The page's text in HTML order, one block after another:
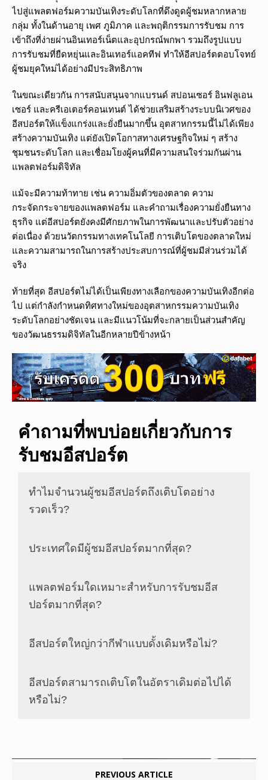
ไปสู่แพลตฟอร์มความบันเทิงระดับโลกที่ดึงดูดผู้ชมหลากหลาย
กลุ่ม ทั้งในด้านอายุ เพศ ภูมิภาค และพฤติกรรมการรับชม การ
เข้าถึงที่ง่ายผ่านอินเทอร์เน็ตและอุปกรณ์พกพา รวมถึงรูปแบบ
การรับชมที่ยืดหยุ่นและอินเทอร์แอคทีฟ ทำให้อีสปอร์ตตอบโจทย์
ผู้ชมยุคใหม่ได้อย่างมีประสิทธิภาพ
ในขณะเดียวกัน การสนับสนุนจากแบรนด์ สปอนเซอร์ อินฟลูเอน
เซอร์ และครีเอเตอร์คอนเทนต์ ได้ช่วยเสริมสร้างระบบนิเวศของ
อีสปอร์ตให้แข็งแกร่งและยั่งยืนมากขึ้น อุตสาหกรรมนี้ไม่ได้เพียง
สร้างความบันเทิง แต่ยังเปิดโอกาสทางเศรษฐกิจใหม่ ๆ สร้าง
ชุมชนระดับโลก และเชื่อมโยงผู้คนที่มีความสนใจร่วมกันผ่าน
แพลตฟอร์มดิจิทัล
แม้จะมีความท้าทาย เช่น ความอิ่มตัวของตลาด ความ
กระจัดกระจายของแพลตฟอร์ม และคำถามเรื่องความยั่งยืนทาง
ธุรกิจ แต่อีสปอร์ตยังคงมีศักยภาพในการพัฒนาและปรับตัวอย่าง
ต่อเนื่อง ด้วยนวัตกรรมทางเทคโนโลยี การเติบโตของตลาดใหม่
และความสามารถในการสร้างประสบการณ์ที่ผู้ชมมีส่วนร่วมได้
จริง
ท้ายที่สุด อีสปอร์ตไม่ได้เป็นเพียงทางเลือกของความบันเทิงอีกต่อ
ไป แต่กำลังกำหนดทิศทางใหม่ของอุตสาหกรรมความบันเทิง
ระดับโลกอย่างชัดเจน และมีแนวโน้มที่จะกลายเป็นส่วนสำคัญ
ของวัฒนธรรมดิจิทัลในอีกหลายปีข้างหน้า
คำถามที่พบบ่อยเกี่ยวกับการ
รับชมอีสปอร์ต
ทำไมจำนวนผู้ชมอีสปอร์ตถึงเติบโตอย่าง
รวดเร็ว?
ประเทศใดมีผู้ชมอีสปอร์ตมากที่สุด?
แพลตฟอร์มใดเหมาะสำหรับการรับชมอีส
ปอร์ตมากที่สุด?
อีสปอร์ตใหญ่กว่ากีฬาแบบดั้งเดิมหรือไม่?
อีสปอร์ตสามารถเติบโตในอัตราเดิมต่อไปได้
หรือไม่?
PREVIOUS ARTICLE